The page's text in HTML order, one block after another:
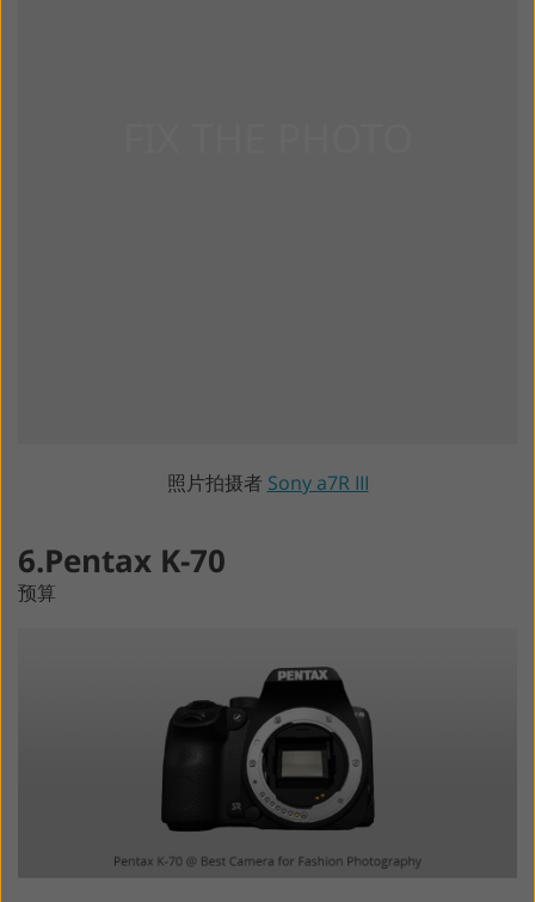
照片拍摄者 Sony a7R III
6.Pentax K-70
预算